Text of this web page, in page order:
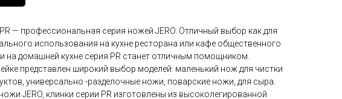
— профессиональная серия ножей JERO. Отличный выбор как для
использования на кухне ресторана или кафе общественного
и на домашней кухне серия PR станет отличным помощником.
представлен широкий выбор моделей: маленький нож для чистки
универсально -разделочные ножи, поварские ножи, для сыра.
JERO, клинки серии PR изготовлены из высоколегированной